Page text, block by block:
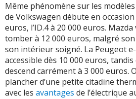
Même phénomène sur les modèles
de Volkswagen débute en
euros, l’ID.4 à 20 000 euros.
tomber à 12 000 euros, malgré
son intérieur soigné. La Peugeot
accessible dès 10 000 euros,
descend carrément à 3 000 euros.
plancher d’une petite citadine
avec les avantages de l’électrique